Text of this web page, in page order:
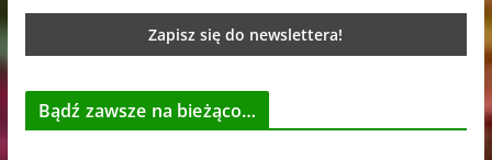
Bądź zawsze na bieżąco…